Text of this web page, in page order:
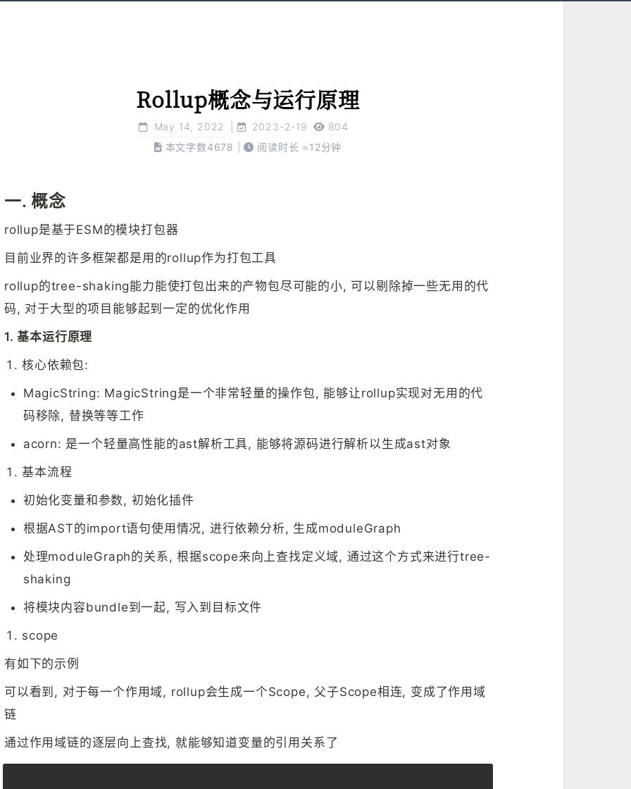
Rollup概念与运行原理
May 14, 2022 2023-2-19
804
本文字数4678 | 阅读时长 ≈12分钟
一. 概念
rollup是基于ESM的模块打包器
目前业界的许多框架都是用的rollup作为打包工具
rollup的tree-shaking能力能使打包出来的产物包尽可能的小, 可以剔除掉一些无用的代
码, 对于大型的项目能够起到一定的优化作用
1. 基本运行原理
核心依赖包:
MagicString: MagicString是一个非常轻量的操作包, 能够让rollup实现对无用的代
码移除, 替换等等工作
acorn: 是一个轻量高性能的ast解析工具, 能够将源码进行解析以生成ast对象
基本流程
初始化变量和参数, 初始化插件
根据AST的import语句使用情况, 进行依赖分析, 生成moduleGraph
处理moduleGraph的关系, 根据scope来向上查找定义域, 通过这个方式来进行tree-
shaking
将模块内容bundle到一起, 写入到目标文件
scope
有如下的示例
可以看到, 对于每一个作用域, rollup会生成一个Scope, 父子Scope相连, 变成了作用域
链
通过作用域链的逐层向上查找, 就能够知道变量的引用关系了